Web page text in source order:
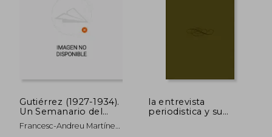
dcto. $ 62.026 dcto.
Gutiérrez (1927-1934).
Un Semanario del
Humor Nuevo
Español
Francesc-Andreu Martínez
la entrevista
periodistica y su